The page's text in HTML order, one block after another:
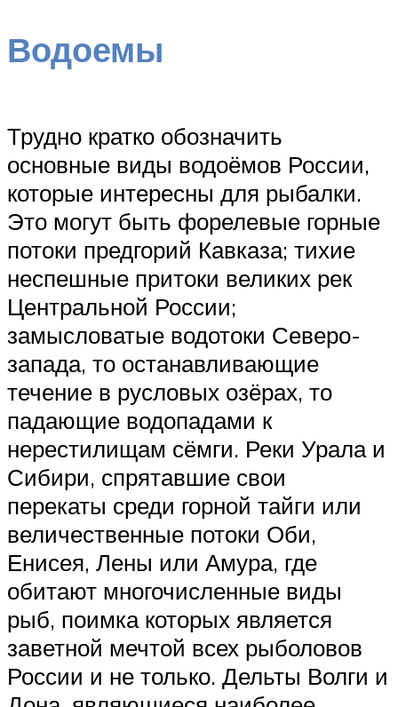
Водоемы
Трудно кратко обозначить
основные виды водоёмов России,
которые интересны для рыбалки.
Это могут быть форелевые горные
потоки предгорий Кавказа; тихие
неспешные притоки великих рек
Центральной России;
замысловатые водотоки Северо-
запада, то останавливающие
течение в русловых озёрах, то
падающие водопадами к
нерестилищам сёмги. Реки Урала и
Сибири, спрятавшие свои
перекаты среди горной тайги или
величественные потоки Оби,
Енисея, Лены или Амура, где
обитают многочисленные виды
рыб, поимка которых является
заветной мечтой всех рыболовов
России и не только. Дельты Волги и